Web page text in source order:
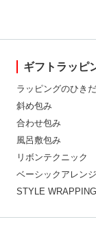
ギフトラッピ
ラッピングのひき
斜め包み
合わせ包み
風呂敷包み
リボンテクニック
ベーシックアレンジ
STYLE WRAPPING